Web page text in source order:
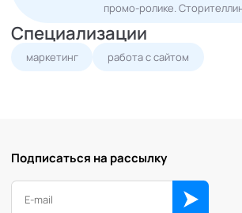
промо-ролике.
Специализации
маркетинг работа с сайтом
Подписаться на рассылку